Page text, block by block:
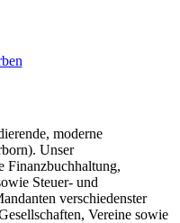
moderne
Unser
Finanzbuchhaltung,
Steuer- und
verschiedenster
Vereine sowie